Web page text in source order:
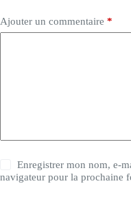
Ajouter un commentaire *
Enregistrer mon nom, e-
navigateur pour la prochaine